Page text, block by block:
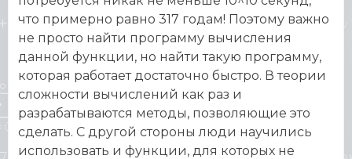
что примерно равно 317 годам! Поэтому важно
не просто найти программу вычисления
данной функции, но найти такую программу,
которая работает достаточно быстро. В теории
сложности вычислений как раз и
разрабатываются методы, позволяющие это
сделать. С другой стороны люди научились
использовать и функции, для которых не